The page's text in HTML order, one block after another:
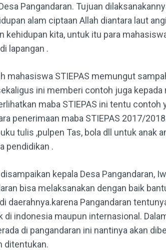
Pangandaran. Tujuan
alam ciptaan Allah diantara laut
kehidupan kita, untuk itu para
lapangan .
mahasiswa STIEPAS memungut
ini memberi contoh juga
maba STIEPAS ini tentu contoh
penerimaan maba STIEPAS 2017/
tulis ,pulpen Tas, bola dll untuk anak
pendidikan .
kepala Desa Pangandaran,
bisa melaksanakan dengan baik
daerahnya.karena Pangandaran
di indonesia maupun internasional.
di pangandaran ini nantinya akan
ditentukan.